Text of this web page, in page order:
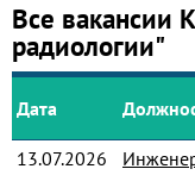
Все вакансии
радиологии"
Дата
13.07.2026